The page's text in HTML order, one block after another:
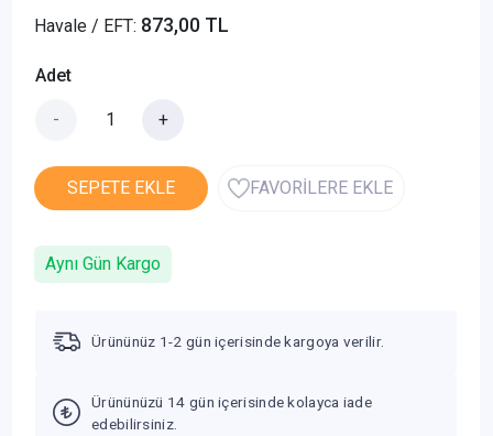
Havale / EFT: 873,00 TL
Adet
- +
SEPETE EKLE FAVORİLERE EKLE
Aynı Gün Kargo
Ürününüz 1-2 gün içerisinde kargoya verilir.
Ürününüzü 14 gün içerisinde kolayca iade
edebilirsiniz.